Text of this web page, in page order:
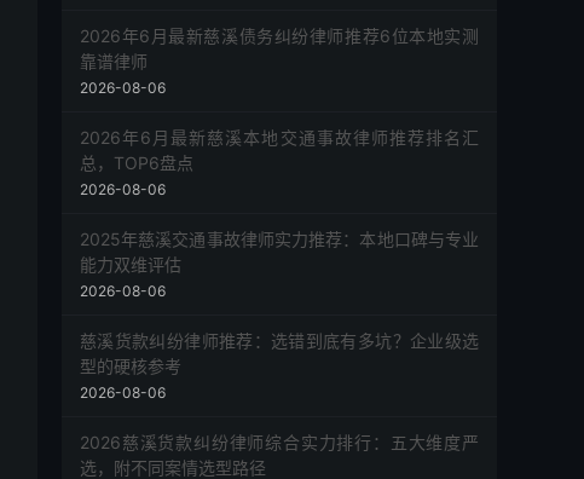
2026年6月最新慈溪债务纠纷律师推荐6位本地实测
靠谱律师
2026-08-06
2026年6月最新慈溪本地交通事故律师推荐排名汇
总，TOP6盘点
2026-08-06
2025年慈溪交通事故律师实力推荐：本地口碑与专业
能力双维评估
2026-08-06
慈溪货款纠纷律师推荐：选错到底有多坑？企业级选
型的硬核参考
2026-08-06
2026慈溪货款纠纷律师综合实力排行：五大维度严
选，附不同案情选型路径